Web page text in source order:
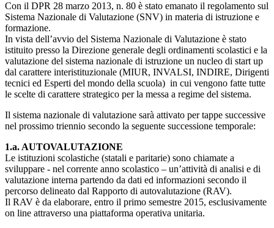
Con il DPR 28 marzo 2013, n. 80 è stato emanato il regolamento sul
Sistema Nazionale di Valutazione (SNV) in materia di istruzione e
formazione.
In vista dell’avvio del Sistema Nazionale di Valutazione è stato
istituito presso la Direzione generale degli ordinamenti scolastici e la
valutazione del sistema nazionale di istruzione un nucleo di start up
dal carattere interistituzionale (MIUR, INVALSI, INDIRE, Dirigenti
tecnici ed Esperti del mondo della scuola) in cui vengono fatte tutte
le scelte di carattere strategico per la messa a regime del sistema.
Il sistema nazionale di valutazione sarà attivato per tappe successive
nel prossimo triennio secondo la seguente successione temporale:
1.a. AUTOVALUTAZIONE
Le istituzioni scolastiche (statali e paritarie) sono chiamate a
sviluppare - nel corrente anno scolastico – un’attività di analisi e di
valutazione interna partendo da dati ed informazioni secondo il
percorso delineato dal Rapporto di autovalutazione (RAV).
Il RAV è da elaborare, entro il primo semestre 2015, esclusivamente
on line attraverso una piattaforma operativa unitaria.